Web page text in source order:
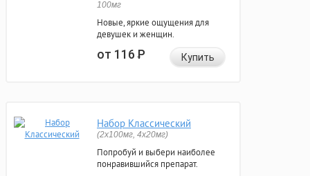
100мг
Новые, яркие ощущения для
девушек и женщин.
от 116Р Купить
Набор Классический
(2x100мг, 4x20мг)
Попробуй и выбери наиболее
понравившийся препарат.